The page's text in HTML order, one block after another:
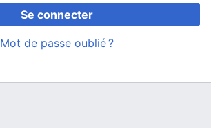
Se connecter
Mot de passe oublié ?